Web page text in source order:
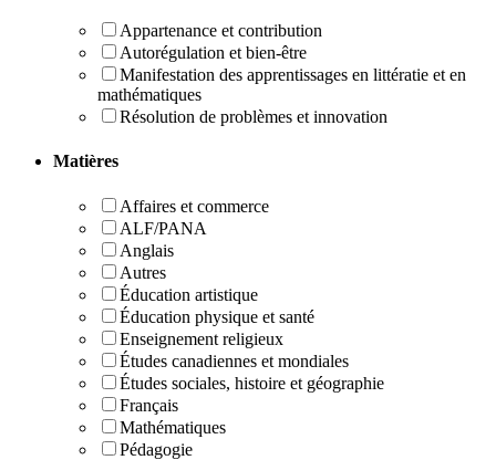
Appartenance et contribution
Autorégulation et bien-être
Manifestation des apprentissages en littératie et en
mathématiques
Résolution de problèmes et innovation
Matières
Affaires et commerce
ALF/PANA
Anglais
Autres
Éducation artistique
Éducation physique et santé
Enseignement religieux
Études canadiennes et mondiales
Études sociales, histoire et géographie
Français
Mathématiques
Pédagogie